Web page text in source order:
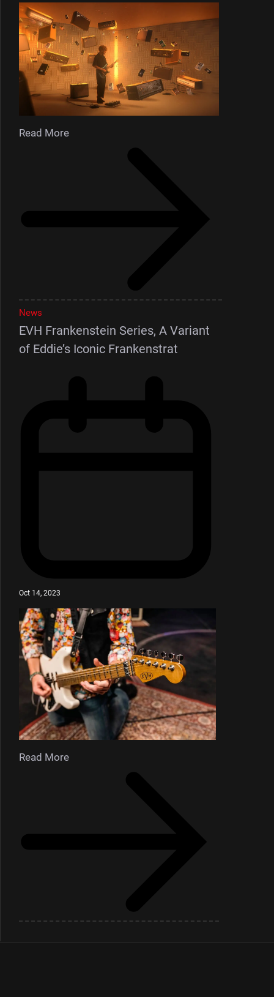
Read More
News
EVH Frankenstein Series, A Variant
of Eddie’s Iconic Frankenstrat
Oct 14, 2023
Read More